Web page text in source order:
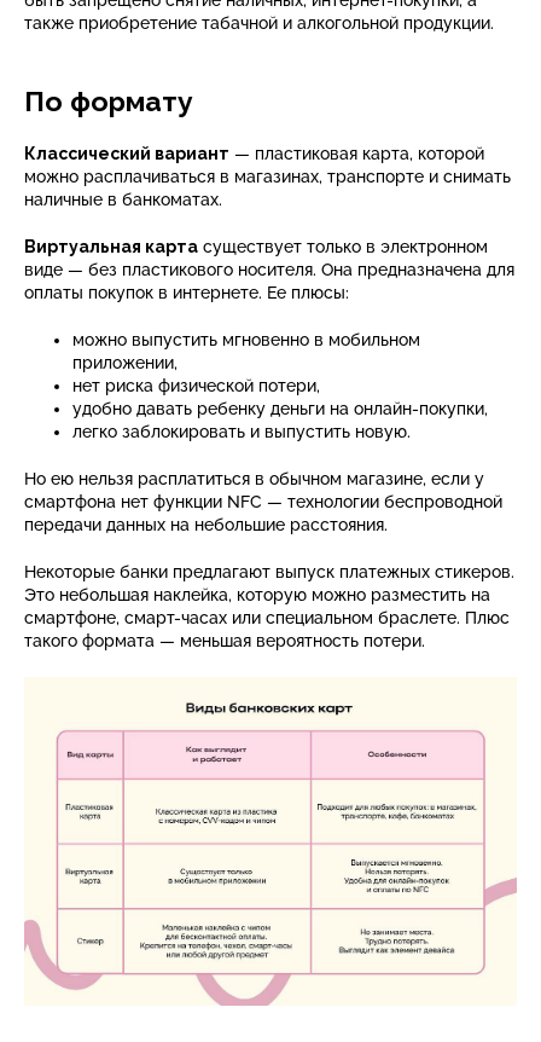
также приобретение табачной и алкогольной продукции.
По формату
Классический вариант — пластиковая карта, которой
можно расплачиваться в магазинах, транспорте и снимать
наличные в банкоматах.
Виртуальная карта существует только в электронном
виде — без пластикового носителя. Она предназначена для
оплаты покупок в интернете. Ее плюсы:
можно выпустить мгновенно в мобильном
приложении,
нет риска физической потери,
удобно давать ребенку деньги на онлайн-покупки,
легко заблокировать и выпустить новую.
Но ею нельзя расплатиться в обычном магазине, если у
смартфона нет функции NFC — технологии беспроводной
передачи данных на небольшие расстояния.
Некоторые банки предлагают выпуск платежных стикеров.
Это небольшая наклейка, которую можно разместить на
смартфоне, смарт-часах или специальном браслете. Плюс
такого формата — меньшая вероятность потери.